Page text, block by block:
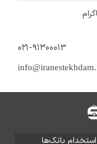
۰۲۱-۹۱۳۰۰۰۱۳
استخدام بانک‌ها